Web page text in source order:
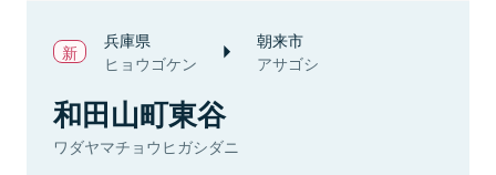
兵庫県
ヒョウゴケン
朝来市
アサゴシ
和田山町東谷
ワダヤマチョウヒガシダニ